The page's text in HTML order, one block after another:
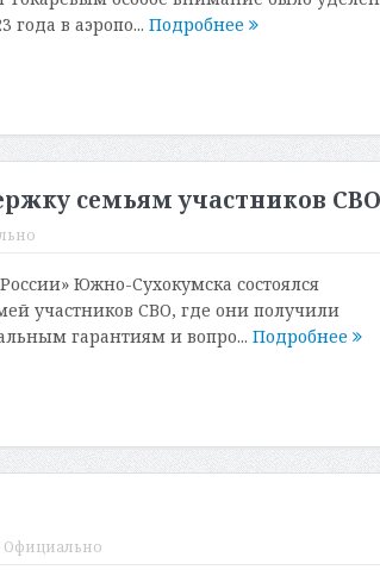
в аэропо... Подробнее
семьям участников СВО
Южно-Сухокумска состоялся
участников СВО, где они получили
гарантиям и вопро... Подробнее
Официально